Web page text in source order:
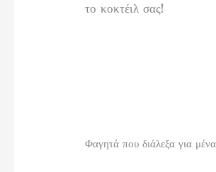
το κοκτέιλ σας!
Φαγητά που διάλεξα για μένα